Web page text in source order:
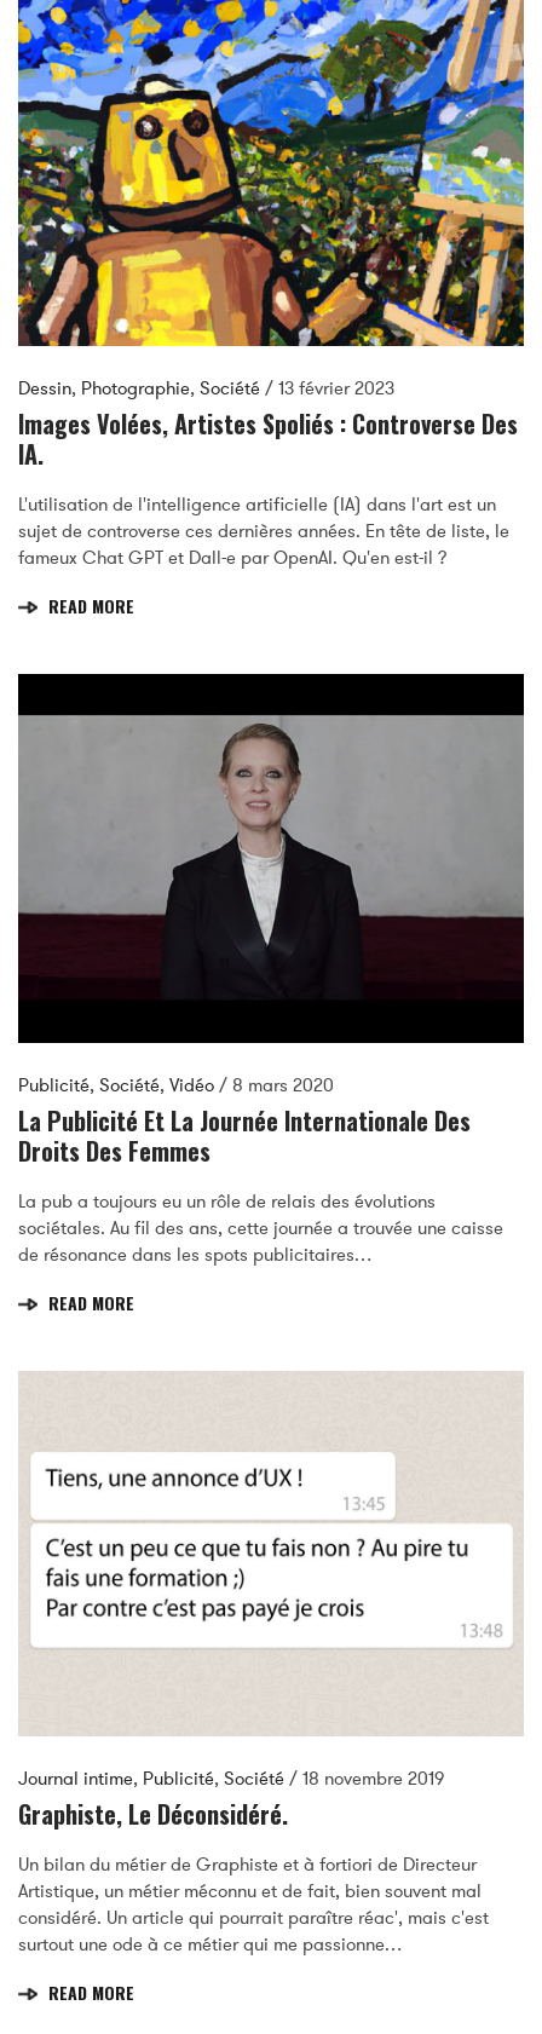
Dessin, Photographie, Société / 13 février 2023
Images Volées, Artistes Spoliés : Controverse Des
IA.
L'utilisation de l'intelligence artificielle (IA) dans l'art est un
sujet de controverse ces dernières années. En tête de liste, le
fameux Chat GPT et Dall-e par OpenAI. Qu'en est-il ?
READ MORE
Publicité, Société, Vidéo / 8 mars 2020
La Publicité Et La Journée Internationale Des
Droits Des Femmes
La pub a toujours eu un rôle de relais des évolutions
sociétales. Au fil des ans, cette journée a trouvée une caisse
de résonance dans les spots publicitaires…
READ MORE
Journal intime, Publicité, Société / 18 novembre 2019
Graphiste, Le Déconsidéré.
Un bilan du métier de Graphiste et à fortiori de Directeur
Artistique, un métier méconnu et de fait, bien souvent mal
considéré. Un article qui pourrait paraître réac', mais c'est
surtout une ode à ce métier qui me passionne…
READ MORE